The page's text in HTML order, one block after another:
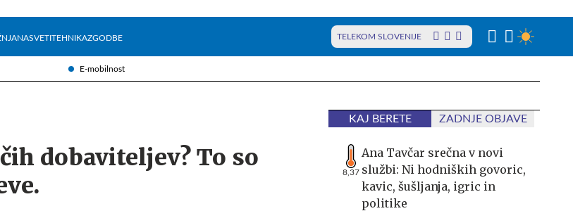
E-mobilnost
NASVETITEHNIKAZGODBE TELEKOM SLOVENIJE
dobaviteljev? To so
KAJ BERETE ZADNJE OBJAVE
8,37
Ana Tavčar srečna v novi
službi: Ni hodniških govoric,
kavic, šušljanja, igric in
politike